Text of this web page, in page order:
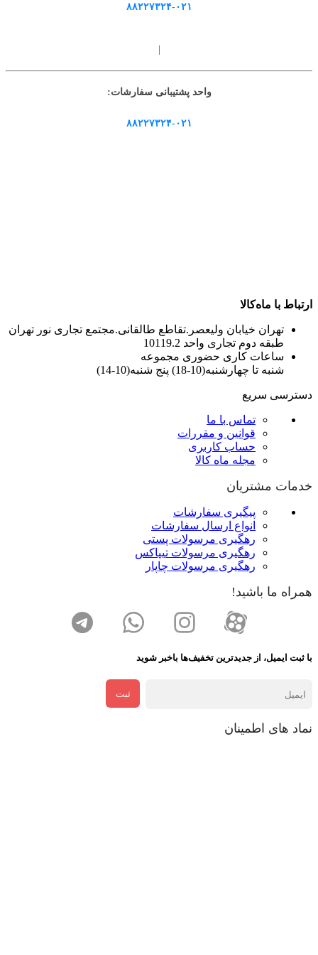
۸۸۲۲۷۳۲۴-۰۲۱
واحد پشتیبانی سفارشات:
۸۸۲۲۷۳۲۴-۰۲۱
ارتباط با ماه‌کالا
تهران خیابان ولیعصر.تقاطع طالقانی.مجتمع تجاری نور تهران
طبقه دوم تجاری واحد 10119.2
ساعات کاری حضوری مجموعه
شنبه تا چهارشنبه(10-18) پنج شنبه(10-14)
دسترسی سریع
تماس با ما
قوانین و مقررات
حساب کاربری
مجله ماه کالا
خدمات مشتریان
پیگیری سفارشات
انواع ارسال سفارشات
رهگیری مرسولات پستی
رهگیری مرسولات تیپاکس
رهگیری مرسولات چاپار
همراه ما باشید!
با ثبت ایمیل، از جدید‌ترین تخفیف‌ها با‌خبر شوید
ثبت
نماد های اطمینان